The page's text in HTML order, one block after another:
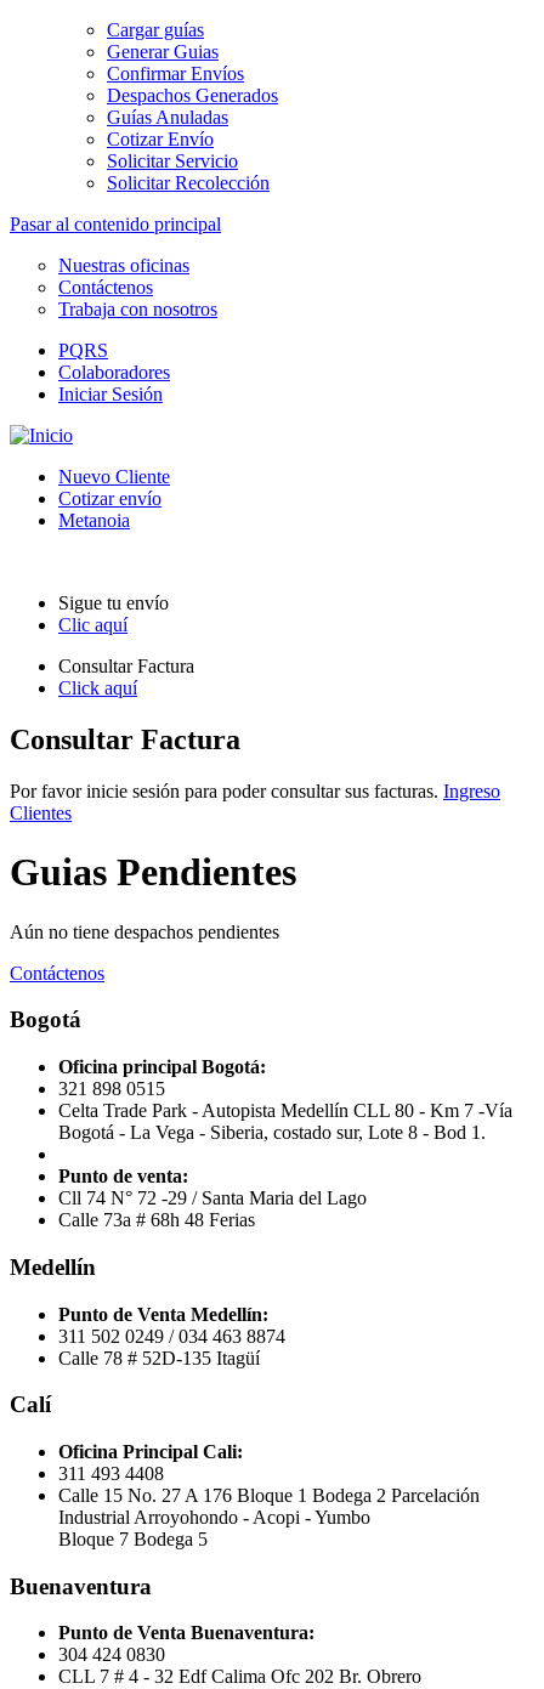
Cargar guías
Generar Guias
Confirmar Envíos
Despachos Generados
Guías Anuladas
Cotizar Envío
Solicitar Servicio
Solicitar Recolección
Pasar al contenido principal
Nuestras oficinas
Contáctenos
Trabaja con nosotros
PQRS
Colaboradores
Iniciar Sesión
Nuevo Cliente
Cotizar envío
Metanoia
Sigue tu envío
Clic aquí
Consultar Factura
Click aquí
Consultar Factura
Por favor inicie sesión para poder consultar sus facturas. Ingreso
Clientes
Guias Pendientes
Aún no tiene despachos pendientes
Contáctenos
Bogotá
Oficina principal Bogotá:
321 898 0515
Celta Trade Park - Autopista Medellín CLL 80 - Km 7 -Vía
Bogotá - La Vega - Siberia, costado sur, Lote 8 - Bod 1.
Punto de venta:
Cll 74 N° 72 -29 / Santa Maria del Lago
Calle 73a # 68h 48 Ferias
Medellín
Punto de Venta Medellín:
311 502 0249 / 034 463 8874
Calle 78 # 52D-135 Itagüí
Calí
Oficina Principal Cali:
311 493 4408
Calle 15 No. 27 A 176 Bloque 1 Bodega 2 Parcelación
Industrial Arroyohondo - Acopi - Yumbo
Bloque 7 Bodega 5
Buenaventura
Punto de Venta Buenaventura:
304 424 0830
CLL 7 # 4 - 32 Edf Calima Ofc 202 Br. Obrero